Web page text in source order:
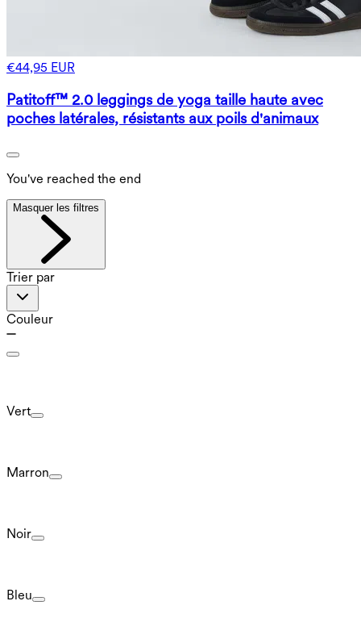
€44,95 EUR
Patitoff™ 2.0 leggings de yoga taille haute avec
poches latérales, résistants aux poils d'animaux
You've reached the end
Masquer les filtres
Trier par
Couleur
Vert
Marron
Noir
Bleu